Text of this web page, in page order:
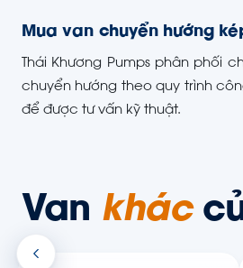
Mua van chuyển hướng
Thái Khương Pumps phân phối
chuyển hướng theo quy trình
để được tư vấn kỹ thuật.
Van khác